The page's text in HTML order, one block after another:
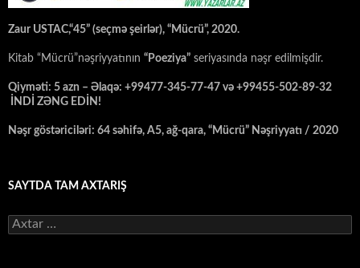
Zaur USTAC,“45” (seçmə şeirlər), “Mücrü”, 2020.
Kitab “Mücrü”nəşriyyatının “Poeziya” seriyasında nəşr edilmişdir.
Qiyməti: 5 azn – Əlaqə: +99477-345-77-47 və +99455-502-89-32
İNDİ ZƏNG EDİN!
Nəşr göstəriciləri: 64 səhifə, A5, ağ-qara, “Mücrü” Nəşriyyatı / 2020
SAYTDA TAM AXTARIŞ
Axtarış: